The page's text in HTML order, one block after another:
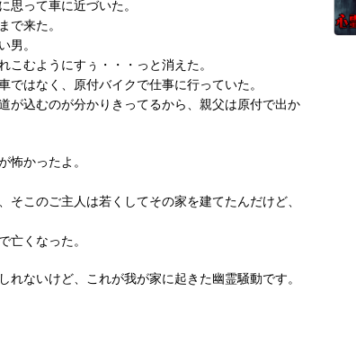
って車に近づいた。
で来た。
男。
むようにすぅ・・・っと消えた。
はなく、原付バイクで仕事に行っていた。
が込むのが分かりきってるから、親父は原付で出か
かったよ。
このご主人は若くしてその家を建てたんだけど、
亡くなった。
ないけど、これが我が家に起きた幽霊騒動です。